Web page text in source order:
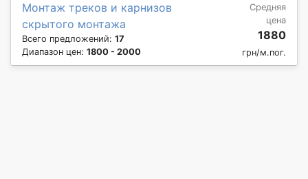
Монтаж треков и карнизов
скрытого монтажа
Всего предложений: 17
Диапазон цен: 1800 - 2000
Средняя
цена
1880
грн/м.пог.